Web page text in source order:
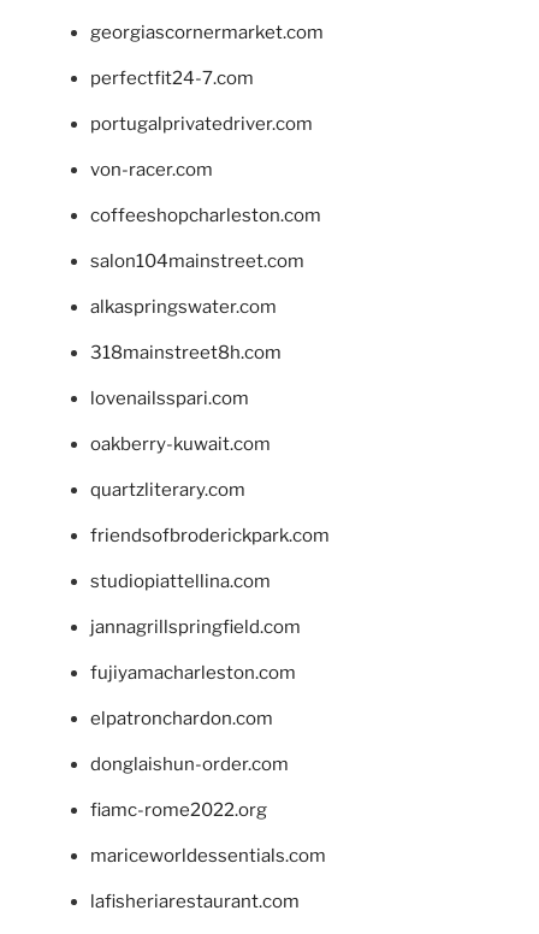
georgiascornermarket.com
perfectfit24-7.com
portugalprivatedriver.com
von-racer.com
coffeeshopcharleston.com
salon104mainstreet.com
alkaspringswater.com
318mainstreet8h.com
lovenailsspari.com
oakberry-kuwait.com
quartzliterary.com
friendsofbroderickpark.com
studiopiattellina.com
jannagrillspringfield.com
fujiyamacharleston.com
elpatronchardon.com
donglaishun-order.com
fiamc-rome2022.org
mariceworldessentials.com
lafisheriarestaurant.com